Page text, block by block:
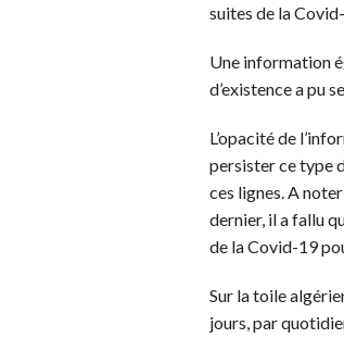
suites de la
Une information
d’existence a pu
L’opacité de
persister ce type
ces lignes. A
dernier, il a fallu
de la Covid-19
Sur la toile
jours, par